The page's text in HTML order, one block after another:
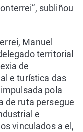
subliñou
Manuel
territorial
de
e turística das
pola
de ruta persegue
e
vinculados a el,